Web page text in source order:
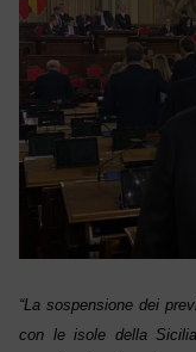
“La sospensione dei
con le isole della